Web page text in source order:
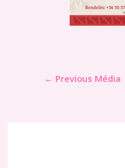
← Previous Média